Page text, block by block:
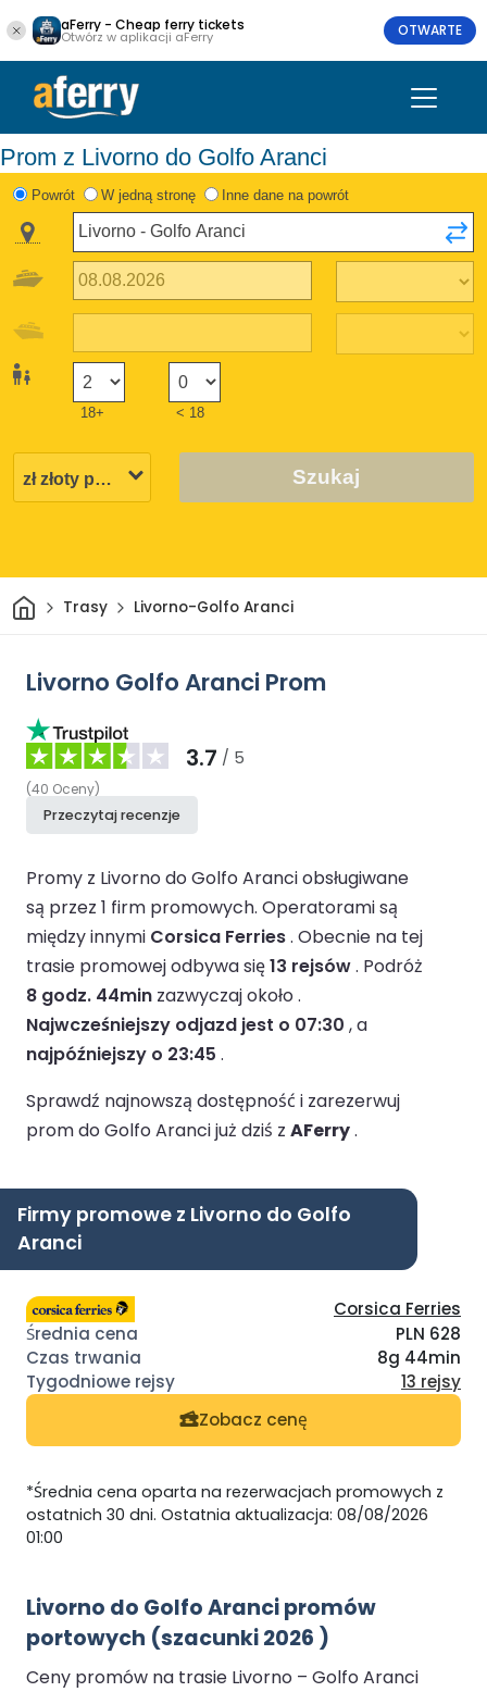
aFerry - Cheap ferry tickets
Otwórz w aplikacji aFerry OTWARTE
Prom z Livorno do Golfo Aranci
Powrót W jedną stronę Inne dane na powrót
18+ < 18
Szukaj
DomTrasy Livorno-Golfo Aranci
Livorno Golfo Aranci Prom
3.7 / 5
(40 Oceny)
Przeczytaj recenzje
Promy z Livorno do Golfo Aranci obsługiwane
są przez 1 firm promowych. Operatorami są
między innymi Corsica Ferries. Obecnie na tej
trasie promowej odbywa się13 rejsów. Podróż
8 godz. 44min zazwyczaj około .
Najwcześniejszy odjazd jest o 07:30 , a
najpóźniejszy o 23:45 .
Sprawdź najnowszą dostępność i zarezerwuj
prom do Golfo Aranci już dziś z AFerry.
Firmy promowe z Livorno do Golfo
Aranci
Corsica Ferries
PLN 628
8g 44min
13 rejsy
Zobacz cenę
*Średnia cena oparta na rezerwacjach promowych z
ostatnich 30 dni. Ostatnia aktualizacja: 08/08/2026
01:00
Livorno do Golfo Aranci promów
portowych (szacunki 2026 )
Ceny promów na trasie Livorno – Golfo Aranci